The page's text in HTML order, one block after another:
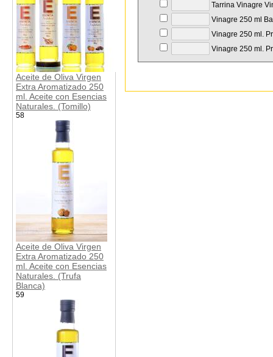
Aceite de Oliva Virgen
Extra Aromatizado 250
ml. Aceite con Esencias
Naturales. (Tomillo)
58
Aceite de Oliva Virgen
Extra Aromatizado 250
ml. Aceite con Esencias
Naturales. (Trufa
Blanca)
59
Tarrina Vinagre
Vinagre 250 ml
Vinagre 250 ml.
Vinagre 250 ml.